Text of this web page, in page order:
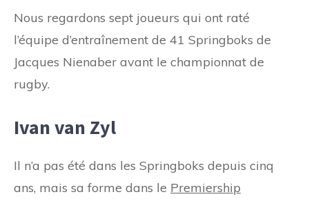
Nous regardons sept joueurs qui ont raté
l’équipe d’entraînement de 41 Springboks de
Jacques Nienaber avant le championnat de
rugby.
Ivan van Zyl
Il n’a pas été dans les Springboks depuis cinq
ans, mais sa forme dans le Premiership